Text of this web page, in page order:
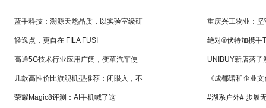
蓝手科技：溯源天然晶质，以实验室级研
轻逸点，更自在 FILA FUSI
高通5G技术行业应用广阔，变革汽车使
几款高性价比旗舰机型推荐：闭眼入，不
荣耀Magic8评测：AI手机喊了这
重庆兴工物业：
绝对®伏特加携手
UNIBUY新店落子
《成都诺和企业
#湖系户外# 步履